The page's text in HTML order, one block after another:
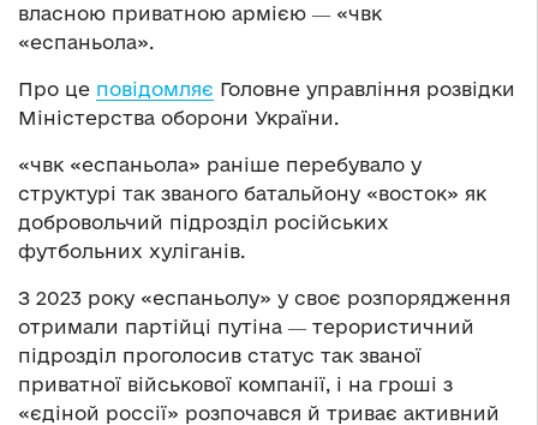
власною приватною армією ― «чвк
«еспаньола».
Про це повідомляє Головне управління розвідки
Міністерства оборони України.
«чвк «еспаньола» раніше перебувало у
структурі так званого батальйону «восток» як
добровольчий підрозділ російських
футбольних хуліганів.
З 2023 року «еспаньолу» у своє розпорядження
отримали партійці путіна ― терористичний
підрозділ проголосив статус так званої
приватної військової компанії, і на гроші з
«єдіной россії» розпочався й триває активний